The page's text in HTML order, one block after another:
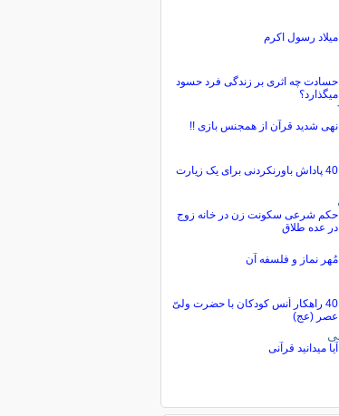
میلاد رسول اکرم
حسادت چه اثری بر زندگی فرد حسود
میگذارد؟
نهی شدید قرآن از همجنس بازی !!
40 پاداش باورنکردنی برای یک زیارت
حکم شرعی سکونت زن در خانه زوج
در عده طلاق
مُهر نماز و فلسفه آن
40 راهکار اُنس کودکان با حضرت ولیّ
عصر (عج)
آیا میدانید قرآنی